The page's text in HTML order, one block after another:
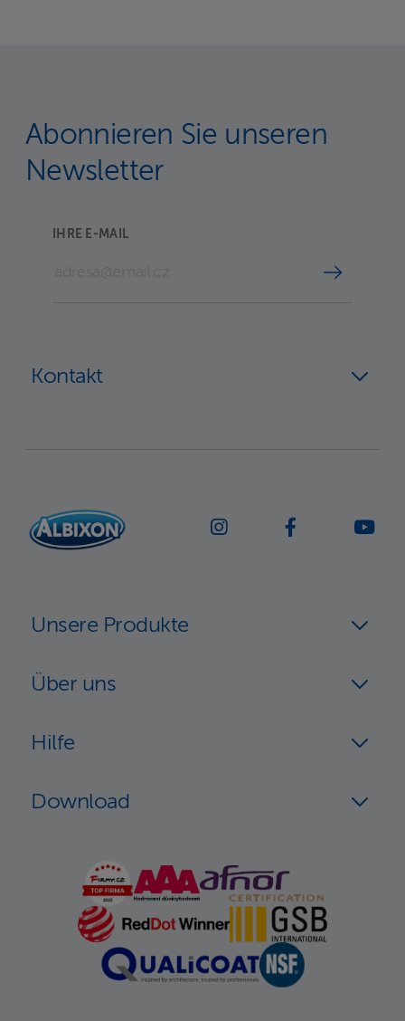
Abonnieren Sie unseren
Newsletter
IHRE E-MAIL
Kontakt
Unsere Produkte
Über uns
Hilfe
Download